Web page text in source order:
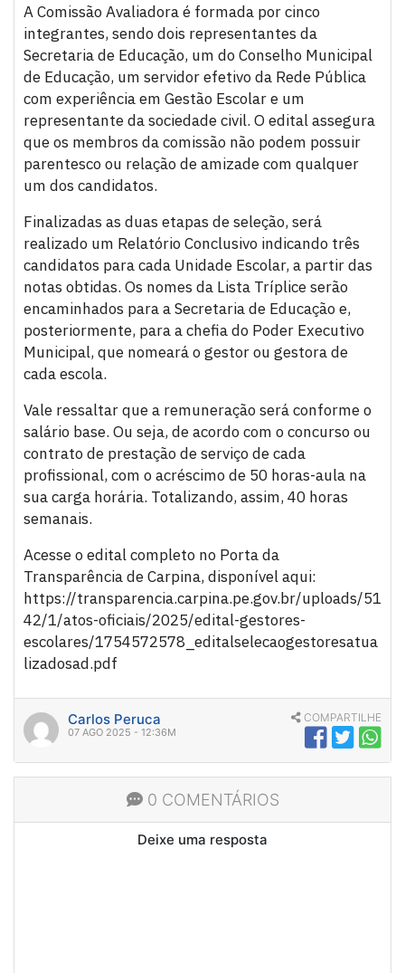
A Comissão Avaliadora é formada por cinco
integrantes, sendo dois representantes da
Secretaria de Educação, um do Conselho Municipal
de Educação, um servidor efetivo da Rede Pública
com experiência em Gestão Escolar e um
representante da sociedade civil. O edital assegura
que os membros da comissão não podem possuir
parentesco ou relação de amizade com qualquer
um dos candidatos.
Finalizadas as duas etapas de seleção, será
realizado um Relatório Conclusivo indicando três
candidatos para cada Unidade Escolar, a partir das
notas obtidas. Os nomes da Lista Tríplice serão
encaminhados para a Secretaria de Educação e,
posteriormente, para a chefia do Poder Executivo
Municipal, que nomeará o gestor ou gestora de
cada escola.
Vale ressaltar que a remuneração será conforme o
salário base. Ou seja, de acordo com o concurso ou
contrato de prestação de serviço de cada
profissional, com o acréscimo de 50 horas-aula na
sua carga horária. Totalizando, assim, 40 horas
semanais.
Acesse o edital completo no Porta da
Transparência de Carpina, disponível aqui:
https://transparencia.carpina.pe.gov.br/uploads/51
42/1/atos-oficiais/2025/edital-gestores-
escolares/1754572578_editalselecaogestoresatua
lizadosad.pdf
Carlos Peruca
07 AGO 2025 - 12:36M
COMPARTILHE
0 COMENTÁRIOS
Deixe uma resposta